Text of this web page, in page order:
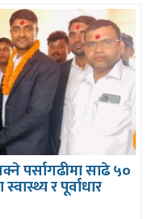
पर्सागढीमा साढे ५०
र पूर्वाधार